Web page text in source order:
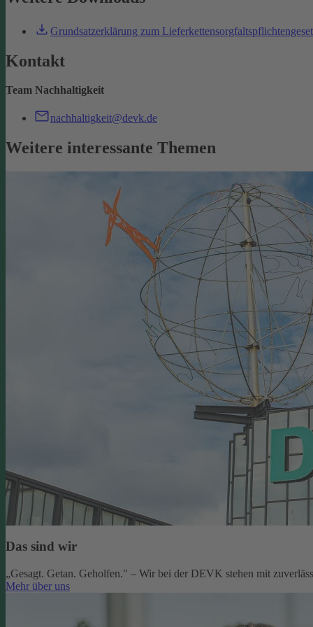
Grundsatzerklärung zum
Kontakt
Team Nachhaltigkeit
nachhaltigkeit@devk.de
Weitere interessante Themen
Das sind wir
„Gesagt. Getan. Geholfen." – Wir bei der DEVK stehen mit
Mehr über uns